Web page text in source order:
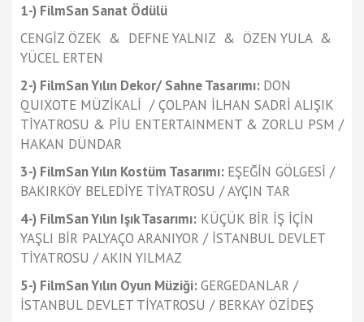
1-) FilmSan Sanat Ödülü
CENGİZ ÖZEK & DEFNE YALNIZ & ÖZEN YULA &
YÜCEL ERTEN
2-) FilmSan Yılın Dekor/ Sahne Tasarımı: DON
QUIXOTE MÜZİKALİ / ÇOLPAN İLHAN SADRİ ALIŞIK
TİYATROSU & PİU ENTERTAINMENT & ZORLU PSM /
HAKAN DÜNDAR
3-) FilmSan Yılın Kostüm Tasarımı: EŞEĞİN GÖLGESİ /
BAKIRKÖY BELEDİYE TİYATROSU / AYÇIN TAR
4-) FilmSan Yılın Işık Tasarımı: KÜÇÜK BİR İŞ İÇİN
YAŞLI BİR PALYAÇO ARANIYOR / İSTANBUL DEVLET
TİYATROSU / AKIN YILMAZ
5-) FilmSan Yılın Oyun Müziği:GERGEDANLAR /
İSTANBUL DEVLET TİYATROSU / BERKAY ÖZİDEŞ